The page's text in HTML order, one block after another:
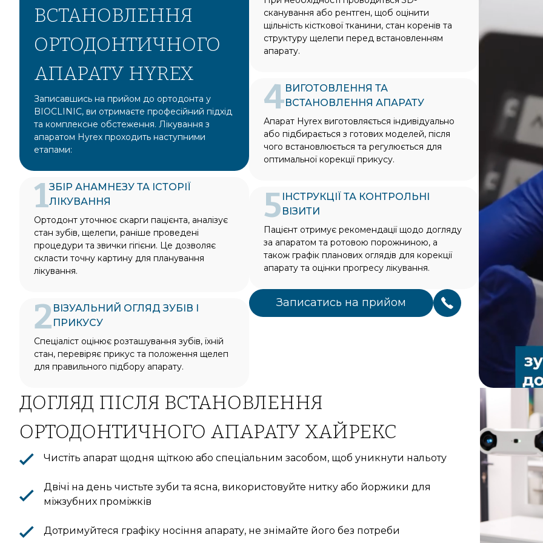
зуба, коли інші стоматологи
,впродовж 2х років, пропонували
видалити здоровий нерв.
ВСТАНОВЛЕННЯ
ОРТОДОНТИЧНОГО
АПАРАТУ HYREX
Записавшись на прийом до ортодонта у
BIOCLINIC, ви отримаєте професійний підхід
та комплексне обстеження. Лікування з
апаратом Hyrex проходить наступними
етапами:
1ЗБІР АНАМНЕЗУ ТА ІСТОРІЇ
ЛІКУВАННЯ
Ортодонт уточнює скарги пацієнта, аналізує
стан зубів, щелепи, раніше проведені
процедури та звички гігієни. Це дозволяє
скласти точну картину для планування
лікування.
2 ВІЗУАЛЬНИЙ ОГЛЯД ЗУБІВ І
ПРИКУСУ
Спеціаліст оцінює розташування зубів, їхній
стан, перевіряє прикус та положення щелеп
для правильного підбору апарату.
сканування або рентген, щоб оцінити
щільність кісткової тканини, стан коренів та
структуру щелепи перед встановленням
апарату.
4ВИГОТОВЛЕННЯ ТА
ВСТАНОВЛЕННЯ АПАРАТУ
Апарат Hyrex виготовляється індивідуально
або підбирається з готових моделей, після
чого встановлюється та регулюється для
оптимальної корекції прикусу.
5 ІНСТРУКЦІЇ ТА КОНТРОЛЬНІ
ВІЗИТИ
Пацієнт отримує рекомендації щодо догляду
за апаратом та ротовою порожниною, а
також графік планових оглядів для корекції
апарату та оцінки прогресу лікування.
Записатись на прийом
ДОГЛЯД ПІСЛЯ ВСТАНОВЛЕННЯ
ОРТОДОНТИЧНОГО АПАРАТУ ХАЙРЕКС
Чистіть апарат щодня щіткою або спеціальним засобом, щоб уникнути нальоту
Двічі на день чистьте зуби та ясна, використовуйте нитку або йоржики для
міжзубних проміжків
Дотримуйтеся графіку носіння апарату, не знімайте його без потреби